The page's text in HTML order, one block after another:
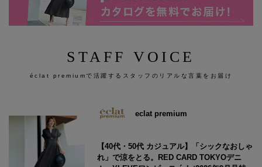
STAFF VOICE
éclat premiumで活躍するスタッフのリアルな言葉をお届け
eclat premium
【40代・50代 カジュアル】「シックなおしゃ
れ」で涼をとる。RED CARD TOKYOデニ